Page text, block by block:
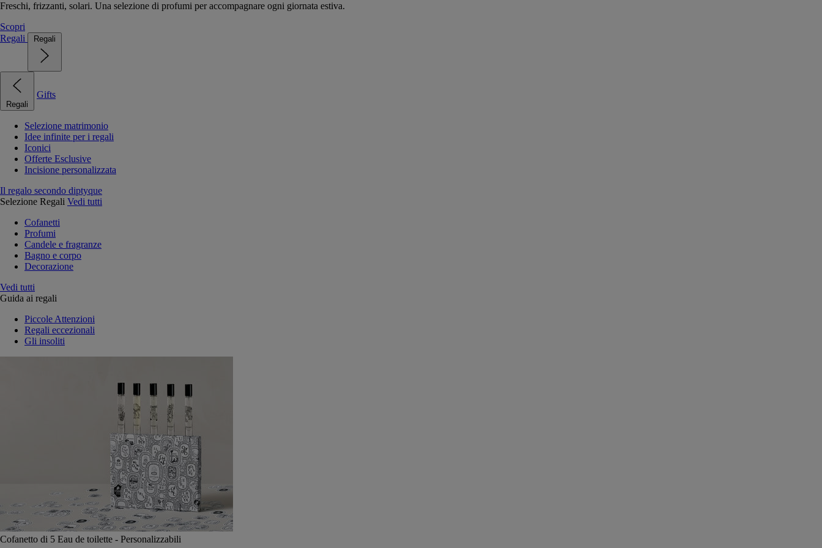
Freschi, frizzanti, solari. Una selezione di profumi per accompagnare ogni giornata estiva.
Scopri
Regali
Regali
Regali
Gifts
Selezione matrimonio
Idee infinite per i regali
Iconici
Offerte Esclusive
Incisione personalizzata
Il regalo secondo diptyque
Selezione Regali Vedi tutti
Cofanetti
Profumi
Candele e fragranze
Bagno e corpo
Decorazione
Vedi tutti
Guida ai regali
Piccole Attenzioni
Regali eccezionali
Gli insoliti
Cofanetto di 5 Eau de toilette - Personalizzabili